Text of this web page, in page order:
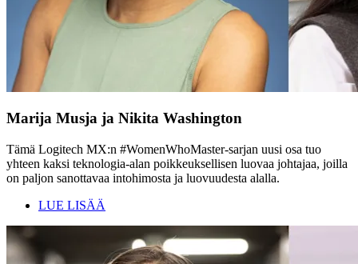
Marija Musja ja Nikita Washington
Tämä Logitech MX:n #WomenWhoMaster-sarjan uusi osa tuo
yhteen kaksi teknologia-alan poikkeuksellisen luovaa johtajaa, joilla
on paljon sanottavaa intohimosta ja luovuudesta alalla.
LUE LISÄÄ